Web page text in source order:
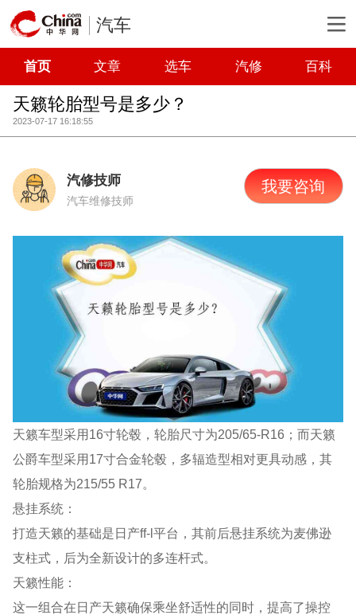
汽车
首页 文章 选车 汽修 百科
天籁轮胎型号是多少？
2023-07-17 16:18:55
汽修技师
汽车维修技师
我要咨询
天籁车型采用16寸轮毂，轮胎尺寸为205/65-R16；而天籁
公爵车型采用17寸合金轮毂，多辐造型相对更具动感，其
轮胎规格为215/55 R17。
悬挂系统：
打造天籁的基础是日产ff-l平台，其前后悬挂系统为麦佛逊
支柱式，后为全新设计的多连杆式。
天籁性能：
这一组合在日产天籁确保乘坐舒适性的同时，提高了操控